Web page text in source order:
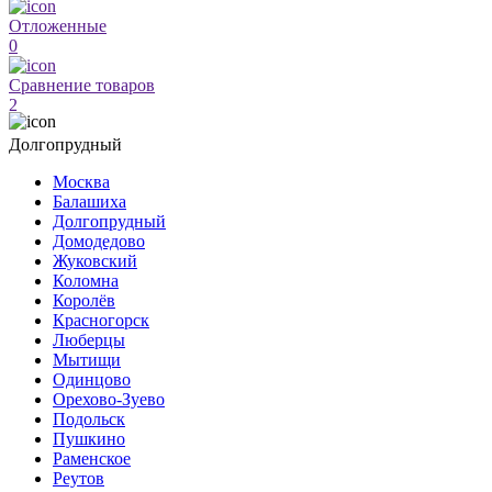
Отложенные
0
Сравнение товаров
2
Долгопрудный
Москва
Балашиха
Долгопрудный
Домодедово
Жуковский
Коломна
Королёв
Красногорск
Люберцы
Мытищи
Одинцово
Орехово-Зуево
Подольск
Пушкино
Раменское
Реутов